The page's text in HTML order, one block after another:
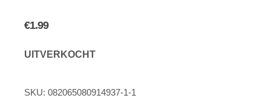
€1.99
UITVERKOCHT
SKU: 082065080914937-1-1